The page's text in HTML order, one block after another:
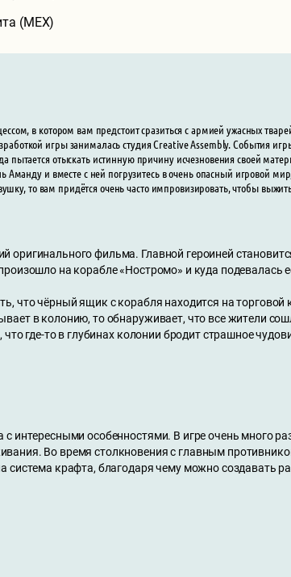
(MEX)
в котором вам предстоит сразиться с армией ужасных
игры занималась студия Creative Assembly. События
отыскать истинную причину исчезновения своей
Аманду и вместе с ней погрузитесь в очень опасный игровой
то вам придётся очень часто импровизировать, чтобы
оригинального фильма. Главной героиней
на корабле «Ностромо» и куда подевалась
что чёрный ящик с корабля находится на торговой
в колонию, то обнаруживает, что все жители
где-то в глубинах колонии бродит страшное
с интересными особенностями. В игре очень много
Во время столкновения с главным
система крафта, благодаря чему можно создавать